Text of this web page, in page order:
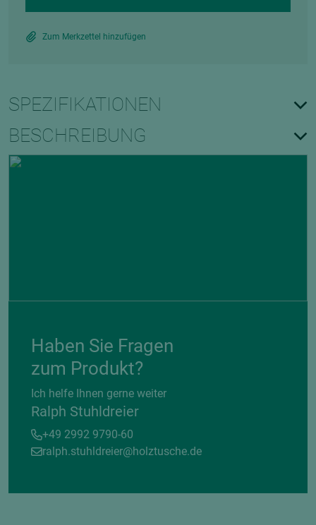
Zum Merkzettel hinzufügen
SPEZIFIKATIONEN
BESCHREIBUNG
Haben Sie Fragen
zum Produkt?
Ich helfe Ihnen gerne weiter
Ralph Stuhldreier
+49 2992 9790-60
ralph.stuhldreier@holztusche.de